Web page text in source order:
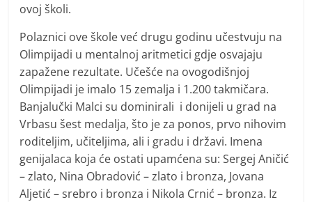
ovoj školi.
Polaznici ove škole već drugu godinu učestvuju na
Olimpijadi u mentalnoj aritmetici gdje osvajaju
zapažene rezultate. Učešće na ovogodišnjoj
Olimpijadi je imalo 15 zemalja i 1.200 takmičara.
Banjalučki Malci su dominirali i donijeli u grad na
Vrbasu šest medalja, što je za ponos, prvo nihovim
roditeljim, učiteljima, ali i gradu i državi. Imena
genijalaca koja će ostati upamćena su: Sergej Aničić
– zlato, Nina Obradović – zlato i bronza, Jovana
Aljetić – srebro i bronza i Nikola Crnić – bronza. Iz